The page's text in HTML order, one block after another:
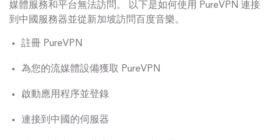
媒體服務和平台無法訪問。 以下是如何使用 PureVPN 連接
到中國服務器並從新加坡訪問百度音樂。
註冊 PureVPN
為您的流媒體設備獲取 PureVPN
啟動應用程序並登錄
連接到中國的伺服器